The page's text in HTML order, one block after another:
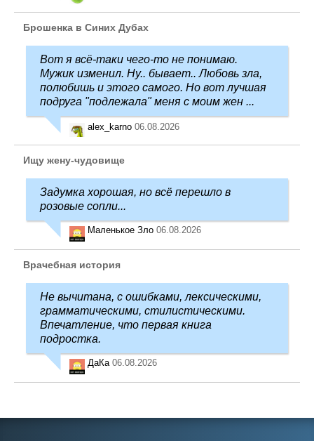
Брошенка в Синих Дубах
Вот я всё-таки чего-то не понимаю.
Мужик изменил. Ну.. бывает.. Любовь зла,
полюбишь и этого самого. Но вот лучшая
подруга "подлежала" меня с моим жен ...
alex_karno 06.08.2026
Ищу жену-чудовище
Задумка хорошая, но всё перешло в
розовые сопли...
Маленькое Зло 06.08.2026
Врачебная история
Не вычитана, с ошибками, лексическими,
грамматическими, стилистическими.
Впечатление, что первая книга
подростка.
ДаКа 06.08.2026